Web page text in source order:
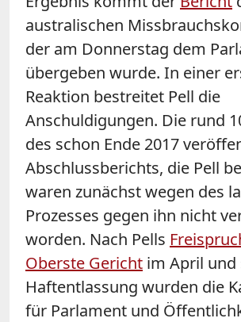
australischen
der am Donnerstag dem
übergeben wurde. In einer
Reaktion bestreitet Pell die
Anschuldigungen. Die rund
des schon Ende 2017
Abschlussberichts, die Pell
waren zunächst wegen des
Prozesses gegen ihn nicht
worden. Nach Pells
Oberste Gericht im April und
Haftentlassung wurden die
für Parlament und